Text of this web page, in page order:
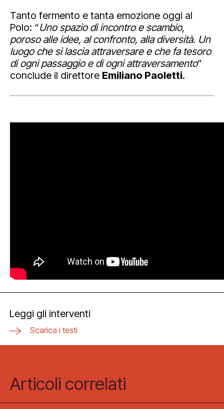
Tanto fermento e tanta emozione oggi al
Polo: “Uno spazio di incontro e scambio,
poroso alle idee, al confronto, alla diversità. Un
luogo che si lascia attraversare e che fa tesoro
di ogni passaggio e di ogni attraversamento”
conclude il direttore Emiliano Paoletti.
Leggi gli interventi
Scarica i testi
Articoli correlati